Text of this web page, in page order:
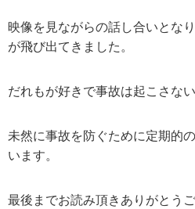
映像を見ながらの話し合いとな
が飛び出てきました。
だれもが好きで事故は起こさない
未然に事故を防ぐために定期的
います。
最後までお読み頂きありがとうご